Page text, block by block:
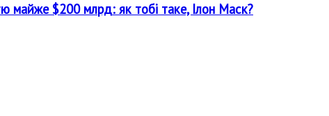
майже $200 млрд: як тобі таке, Ілон Маск?